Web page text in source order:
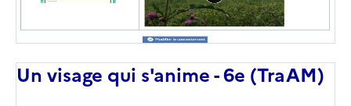
Un visage qui s'anime - 6e (TraAM)